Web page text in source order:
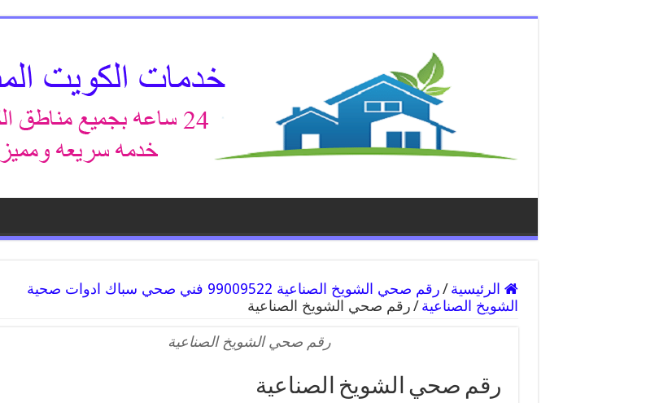
الرئيسية /
رقم صحي الشويخ الصناعية 99009522 فني صحي سباك ادوات صحية
الشويخ الصناعية /رقم صحي الشويخ الصناعية
رقم صحي الشويخ الصناعية
رقم صحي الشويخ الصناعية